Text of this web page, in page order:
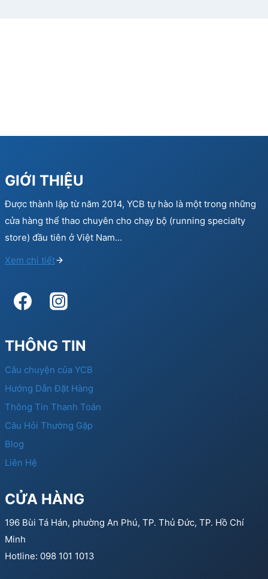
GIỚI THIỆU
Được thành lập từ năm 2014, YCB tự hào là một trong những
cửa hàng thể thao chuyên cho chạy bộ (running specialty
store) đầu tiên ở Việt Nam…
Xem chi tiết
THÔNG TIN
Câu chuyện của YCB
Hướng Dẫn Đặt Hàng
Thông Tin Thanh Toán
Câu Hỏi Thường Gặp
Blog
Liên Hệ
CỬA HÀNG
196 Bùi Tá Hán, phường An Phú, TP. Thủ Đức, TP. Hồ Chí
Minh
Hotline: 098 101 1013